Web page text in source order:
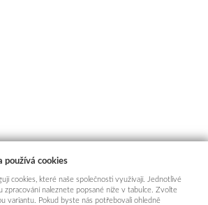
používá cookies
cookies, které naše společnosti využívají. Jednotlivé
zpracování naleznete popsané níže v tabulce. Zvolte
variantu. Pokud byste nás potřebovali ohledně